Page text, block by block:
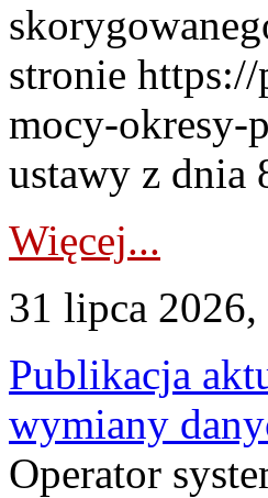
stronie
mocy-okresy-
ustawy z dnia
Więcej...
31 lipca 2026,
Publikacja
wymiany
Operator